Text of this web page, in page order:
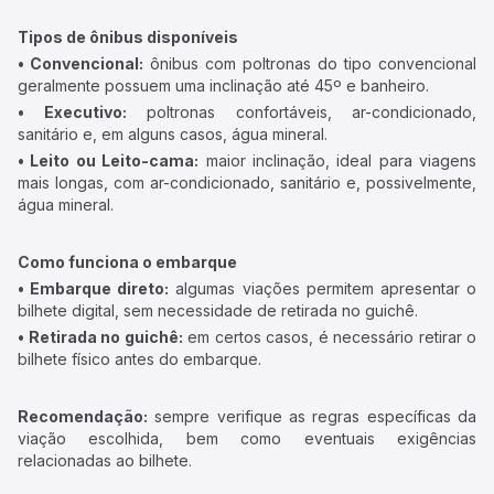
Tipos de ônibus disponíveis
• Convencional: ônibus com poltronas do tipo convencional
geralmente possuem uma inclinação até 45º e banheiro.
• Executivo: poltronas confortáveis, ar-condicionado,
sanitário e, em alguns casos, água mineral.
• Leito ou Leito-cama: maior inclinação, ideal para viagens
mais longas, com ar-condicionado, sanitário e, possivelmente,
água mineral.
Como funciona o embarque
• Embarque direto: algumas viações permitem apresentar o
bilhete digital, sem necessidade de retirada no guichê.
• Retirada no guichê: em certos casos, é necessário retirar o
bilhete físico antes do embarque.
Recomendação: sempre verifique as regras específicas da
viação escolhida, bem como eventuais exigências
relacionadas ao bilhete.